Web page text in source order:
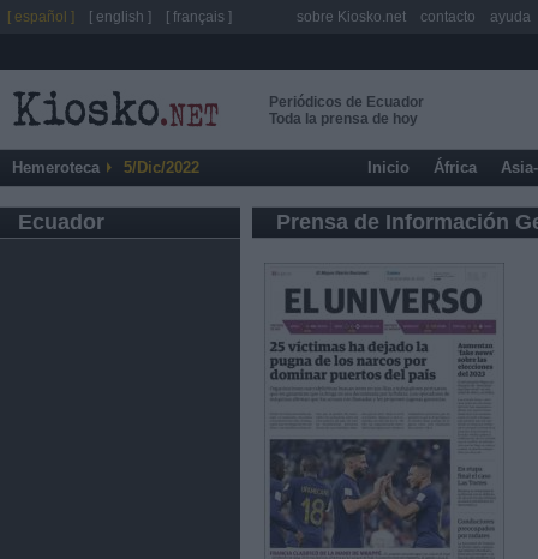
Periódicos de Ecuador
Toda la prensa de hoy
Hemeroteca 5/Dic/2022 Inicio África
Ecuador Prensa de Información
[ español ] [ english ] [ français ] sobre Kiosko.net contacto ayuda